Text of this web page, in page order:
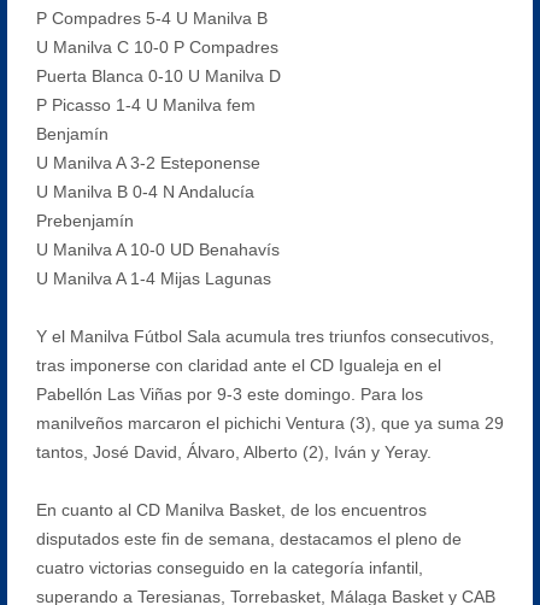
P Compadres 5-4 U Manilva B
U Manilva C 10-0 P Compadres
Puerta Blanca 0-10 U Manilva D
P Picasso 1-4 U Manilva fem
Benjamín
U Manilva A 3-2 Esteponense
U Manilva B 0-4 N Andalucía
Prebenjamín
U Manilva A 10-0 UD Benahavís
U Manilva A 1-4 Mijas Lagunas
Y el Manilva Fútbol Sala acumula tres triunfos consecutivos,
tras imponerse con claridad ante el CD Igualeja en el
Pabellón Las Viñas por 9-3 este domingo. Para los
manilveños marcaron el pichichi Ventura (3), que ya suma 29
tantos, José David, Álvaro, Alberto (2), Iván y Yeray.
En cuanto al CD Manilva Basket, de los encuentros
disputados este fin de semana, destacamos el pleno de
cuatro victorias conseguido en la categoría infantil,
superando a Teresianas, Torrebasket, Málaga Basket y CAB